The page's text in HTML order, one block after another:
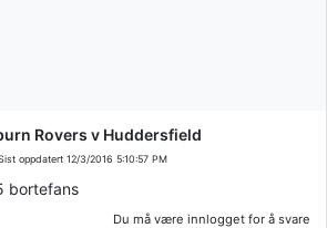
Rovers v Huddersfield
oppdatert 12/3/2016 5:10:57 PM
bortefans
Du må være innlogget for å svare